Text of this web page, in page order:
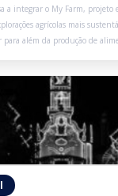
a integrar o My Farm, projeto
agrícolas mais
para além da produção de